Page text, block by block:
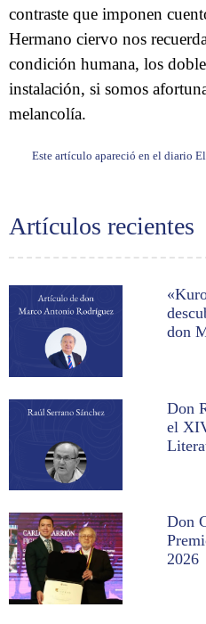
Artículos recientes
don
Don
el
Don
2026
contraste que imponen
Hermano ciervo nos
condición humana, los
instalación, si somos
melancolía.
Este artículo apareció en el diario